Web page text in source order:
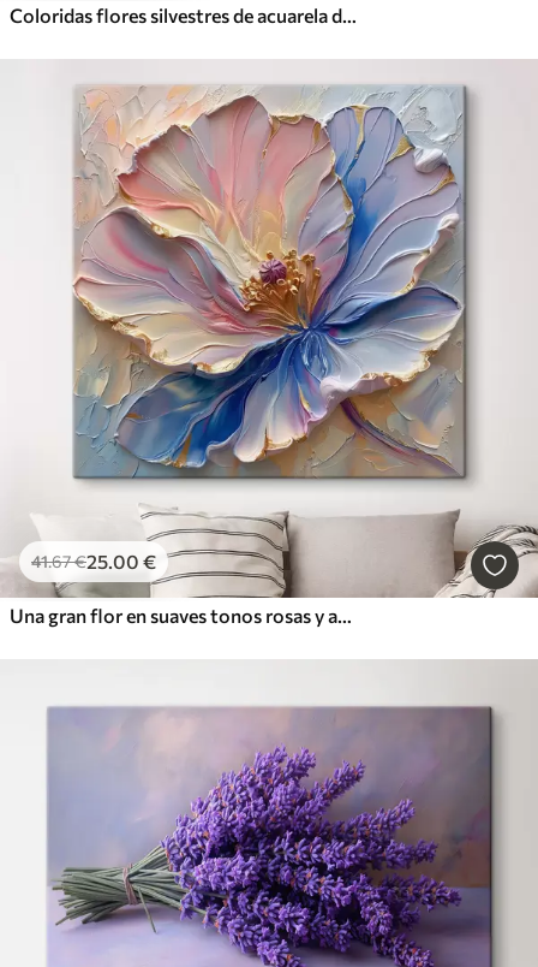
Coloridas flores silvestres de acuarela de verano
41.67€25.00 €
Una gran flor en suaves tonos rosas y azules